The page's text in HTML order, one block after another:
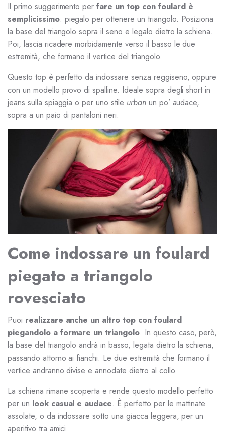
Il primo suggerimento perfare un top con foulard è
semplicissimo: piegalo per ottenere un triangolo. Posiziona
la base del triangolo sopra il seno e legalo dietro la schiena.
Poi, lascia ricadere morbidamente verso il basso le due
estremità, che formano il vertice del triangolo.
Questo top è perfetto da indossare senza reggiseno, oppure
con un modello provo di spalline. Ideale sopra degli short in
jeans sulla spiaggia o per uno stile urbanun po’ audace,
sopra a un paio di pantaloni neri.
Come indossare un foulard
piegato a triangolo
rovesciato
Puoi realizzare anche un altro top con foulard
piegandolo a formare un triangolo. In questo caso, però,
la base del triangolo andrà in basso, legata dietro la schiena,
passando attorno ai fianchi. Le due estremità che formano il
vertice andranno divise e annodate dietro al collo.
La schiena rimane scoperta e rende questo modello perfetto
per un look casual e audace. È perfetto per le mattinate
assolate, o da indossare sotto una giacca leggera, per un
aperitivo tra amici.